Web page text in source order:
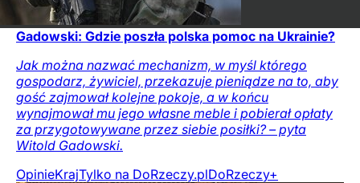
Gadowski: Gdzie poszła polska pomoc na Ukrainie?
Jak można nazwać mechanizm, w myśl którego
gospodarz, żywiciel, przekazuje pieniądze na to, aby
gość zajmował kolejne pokoje, a w końcu
wynajmował mu jego własne meble i pobierał opłaty
za przygotowywane przez siebie posiłki? – pyta
Witold Gadowski.
OpinieKrajTylko na DoRzeczy.plDoRzeczy+